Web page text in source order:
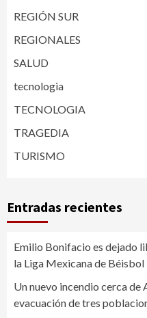
REGIÓN SUR
REGIONALES
SALUD
tecnologia
TECNOLOGIA
TRAGEDIA
TURISMO
Entradas recientes
Emilio Bonifacio es dejado
la Liga Mexicana de Béisbol
Un nuevo incendio cerca de
evacuación de tres